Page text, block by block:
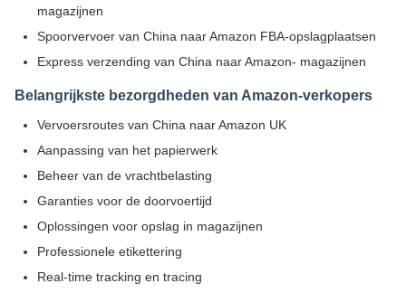
magazijnen
Spoorvervoer van China naar Amazon FBA-opslagplaatsen
Express verzending van China naar Amazon- magazijnen
Belangrijkste bezorgdheden van Amazon-verkopers
Vervoersroutes van China naar Amazon UK
Aanpassing van het papierwerk
Beheer van de vrachtbelasting
Garanties voor de doorvoertijd
Oplossingen voor opslag in magazijnen
Professionele etikettering
Real-time tracking en tracing